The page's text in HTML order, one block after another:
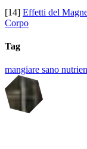
[14] Effetti del
Corpo
Tag
mangiare sano